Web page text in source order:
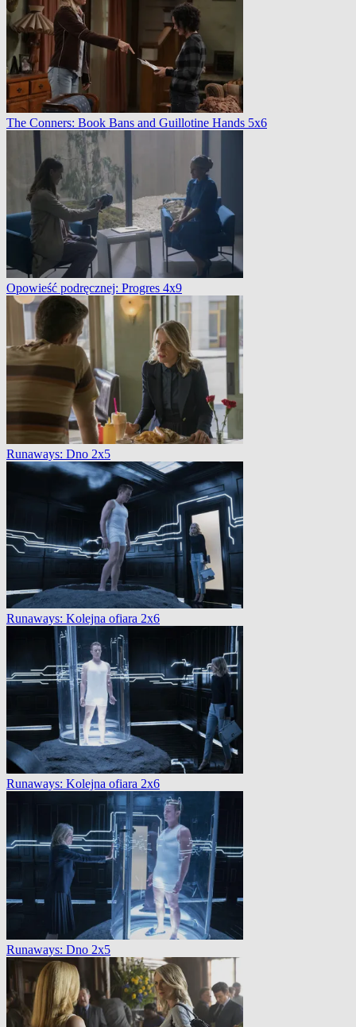
The Conners: Book Bans and Guillotine Hands 5x6
Opowieść podręcznej: Progres 4x9
Runaways: Dno 2x5
Runaways: Kolejna ofiara 2x6
Runaways: Kolejna ofiara 2x6
Runaways: Dno 2x5